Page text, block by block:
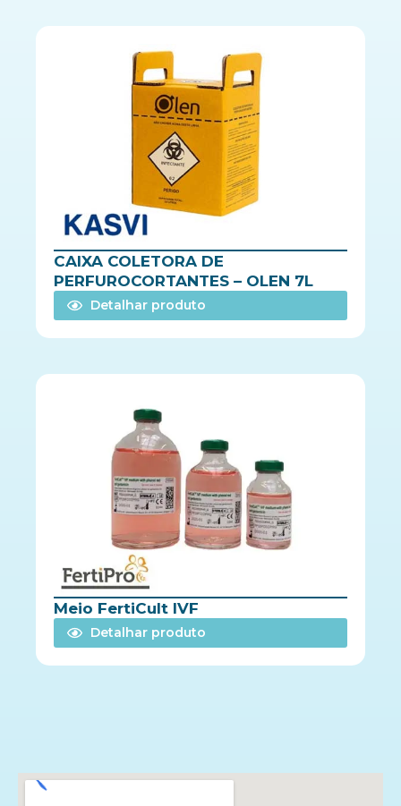
CAIXA COLETORA DE
PERFUROCORTANTES – OLEN 7L
Detalhar produto
Meio FertiCult IVF
Detalhar produto